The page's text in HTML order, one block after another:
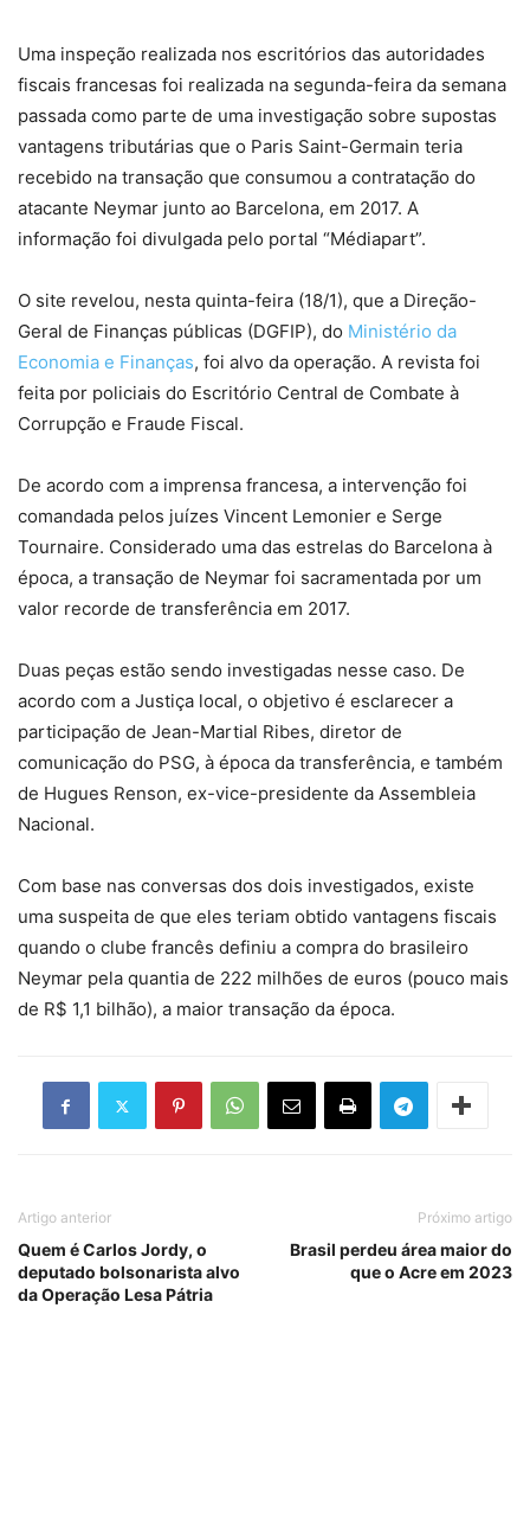
Uma inspeção realizada nos escritórios das autoridades
fiscais francesas foi realizada na segunda-feira da semana
passada como parte de uma investigação sobre supostas
vantagens tributárias que o Paris Saint-Germain teria
recebido na transação que consumou a contratação do
atacante Neymar junto ao Barcelona, em 2017. A
informação foi divulgada pelo portal “Médiapart”.
O site revelou, nesta quinta-feira (18/1), que a Direção-
Geral de Finanças públicas (DGFIP), do Ministério da
Economia e Finanças, foi alvo da operação. A revista foi
feita por policiais do Escritório Central de Combate à
Corrupção e Fraude Fiscal.
De acordo com a imprensa francesa, a intervenção foi
comandada pelos juízes Vincent Lemonier e Serge
Tournaire. Considerado uma das estrelas do Barcelona à
época, a transação de Neymar foi sacramentada por um
valor recorde de transferência em 2017.
Duas peças estão sendo investigadas nesse caso. De
acordo com a Justiça local, o objetivo é esclarecer a
participação de Jean-Martial Ribes, diretor de
comunicação do PSG, à época da transferência, e também
de Hugues Renson, ex-vice-presidente da Assembleia
Nacional.
Com base nas conversas dos dois investigados, existe
uma suspeita de que eles teriam obtido vantagens fiscais
quando o clube francês definiu a compra do brasileiro
Neymar pela quantia de 222 milhões de euros (pouco mais
de R$ 1,1 bilhão), a maior transação da época.
Artigo anterior
Quem é Carlos Jordy, o
deputado bolsonarista alvo
da Operação Lesa Pátria
Próximo artigo
Brasil perdeu área maior do
que o Acre em 2023